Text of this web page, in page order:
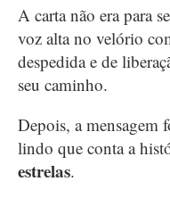
A carta não era para
voz alta no velório
despedida e de
seu caminho.
Depois, a mensagem
lindo que conta a
estrelas.